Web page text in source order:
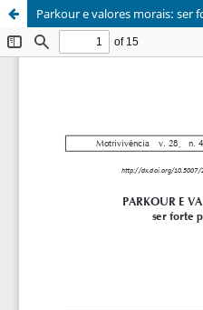
Parkour e valores morais: ser